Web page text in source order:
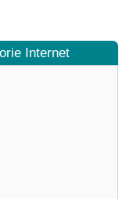
Internet